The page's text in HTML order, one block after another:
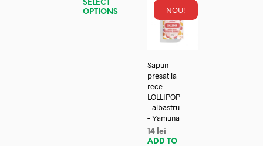
SELECT
OPTIONS
NOU!
Sapun
presat la
rece
LOLLIPOP
– albastru
– Yamuna
14 lei
ADD TO